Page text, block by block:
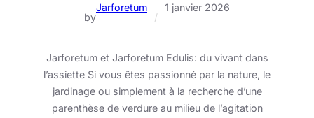
by
Jarforetum
/
1 janvier 2026
Jarforetum et Jarforetum Edulis: du vivant dans
l’assiette Si vous êtes passionné par la nature, le
jardinage ou simplement à la recherche d’une
parenthèse de verdure au milieu de l’agitation